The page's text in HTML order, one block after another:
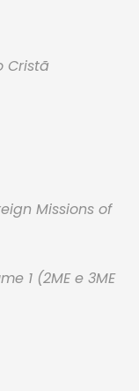
Cristã
Missions of
1 (2ME e 3ME